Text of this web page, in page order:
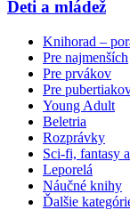
Deti a mládež
Knihorad –
Pre najmenších
Pre prvákov
Pre
Young Adult
Beletria
Rozprávky
Sci-fi, fantasy
Leporelá
Náučné knihy
Ďalšie